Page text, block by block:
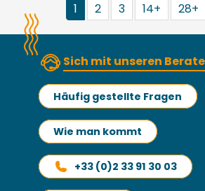
1 2 3 14+ 28+
Sich mit unseren
Häufig gestellte Fragen
Wie man kommt
+33 (0)2 33 91 30 03